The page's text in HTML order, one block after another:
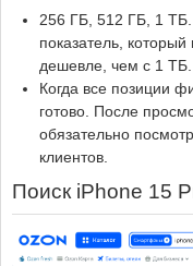
256 ГБ, 512 ГБ, 1
показатель,
дешевле, чем с 1 ТБ.
Когда все позиции
готово. После
обязательно
клиентов.
Поиск iPhone 15